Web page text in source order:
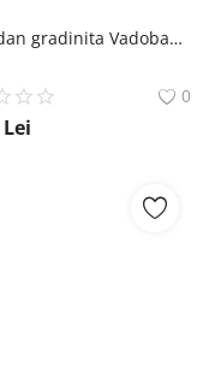
Ghiozdan gradinita Vadobag Hello Kitty Follow The Rainbow 29x23x8 cm Vadobag
0
Lei